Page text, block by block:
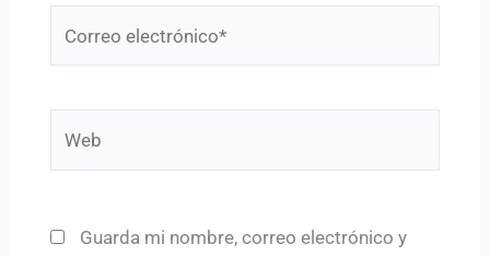
electrónico*
Guarda mi nombre, correo electrónico y